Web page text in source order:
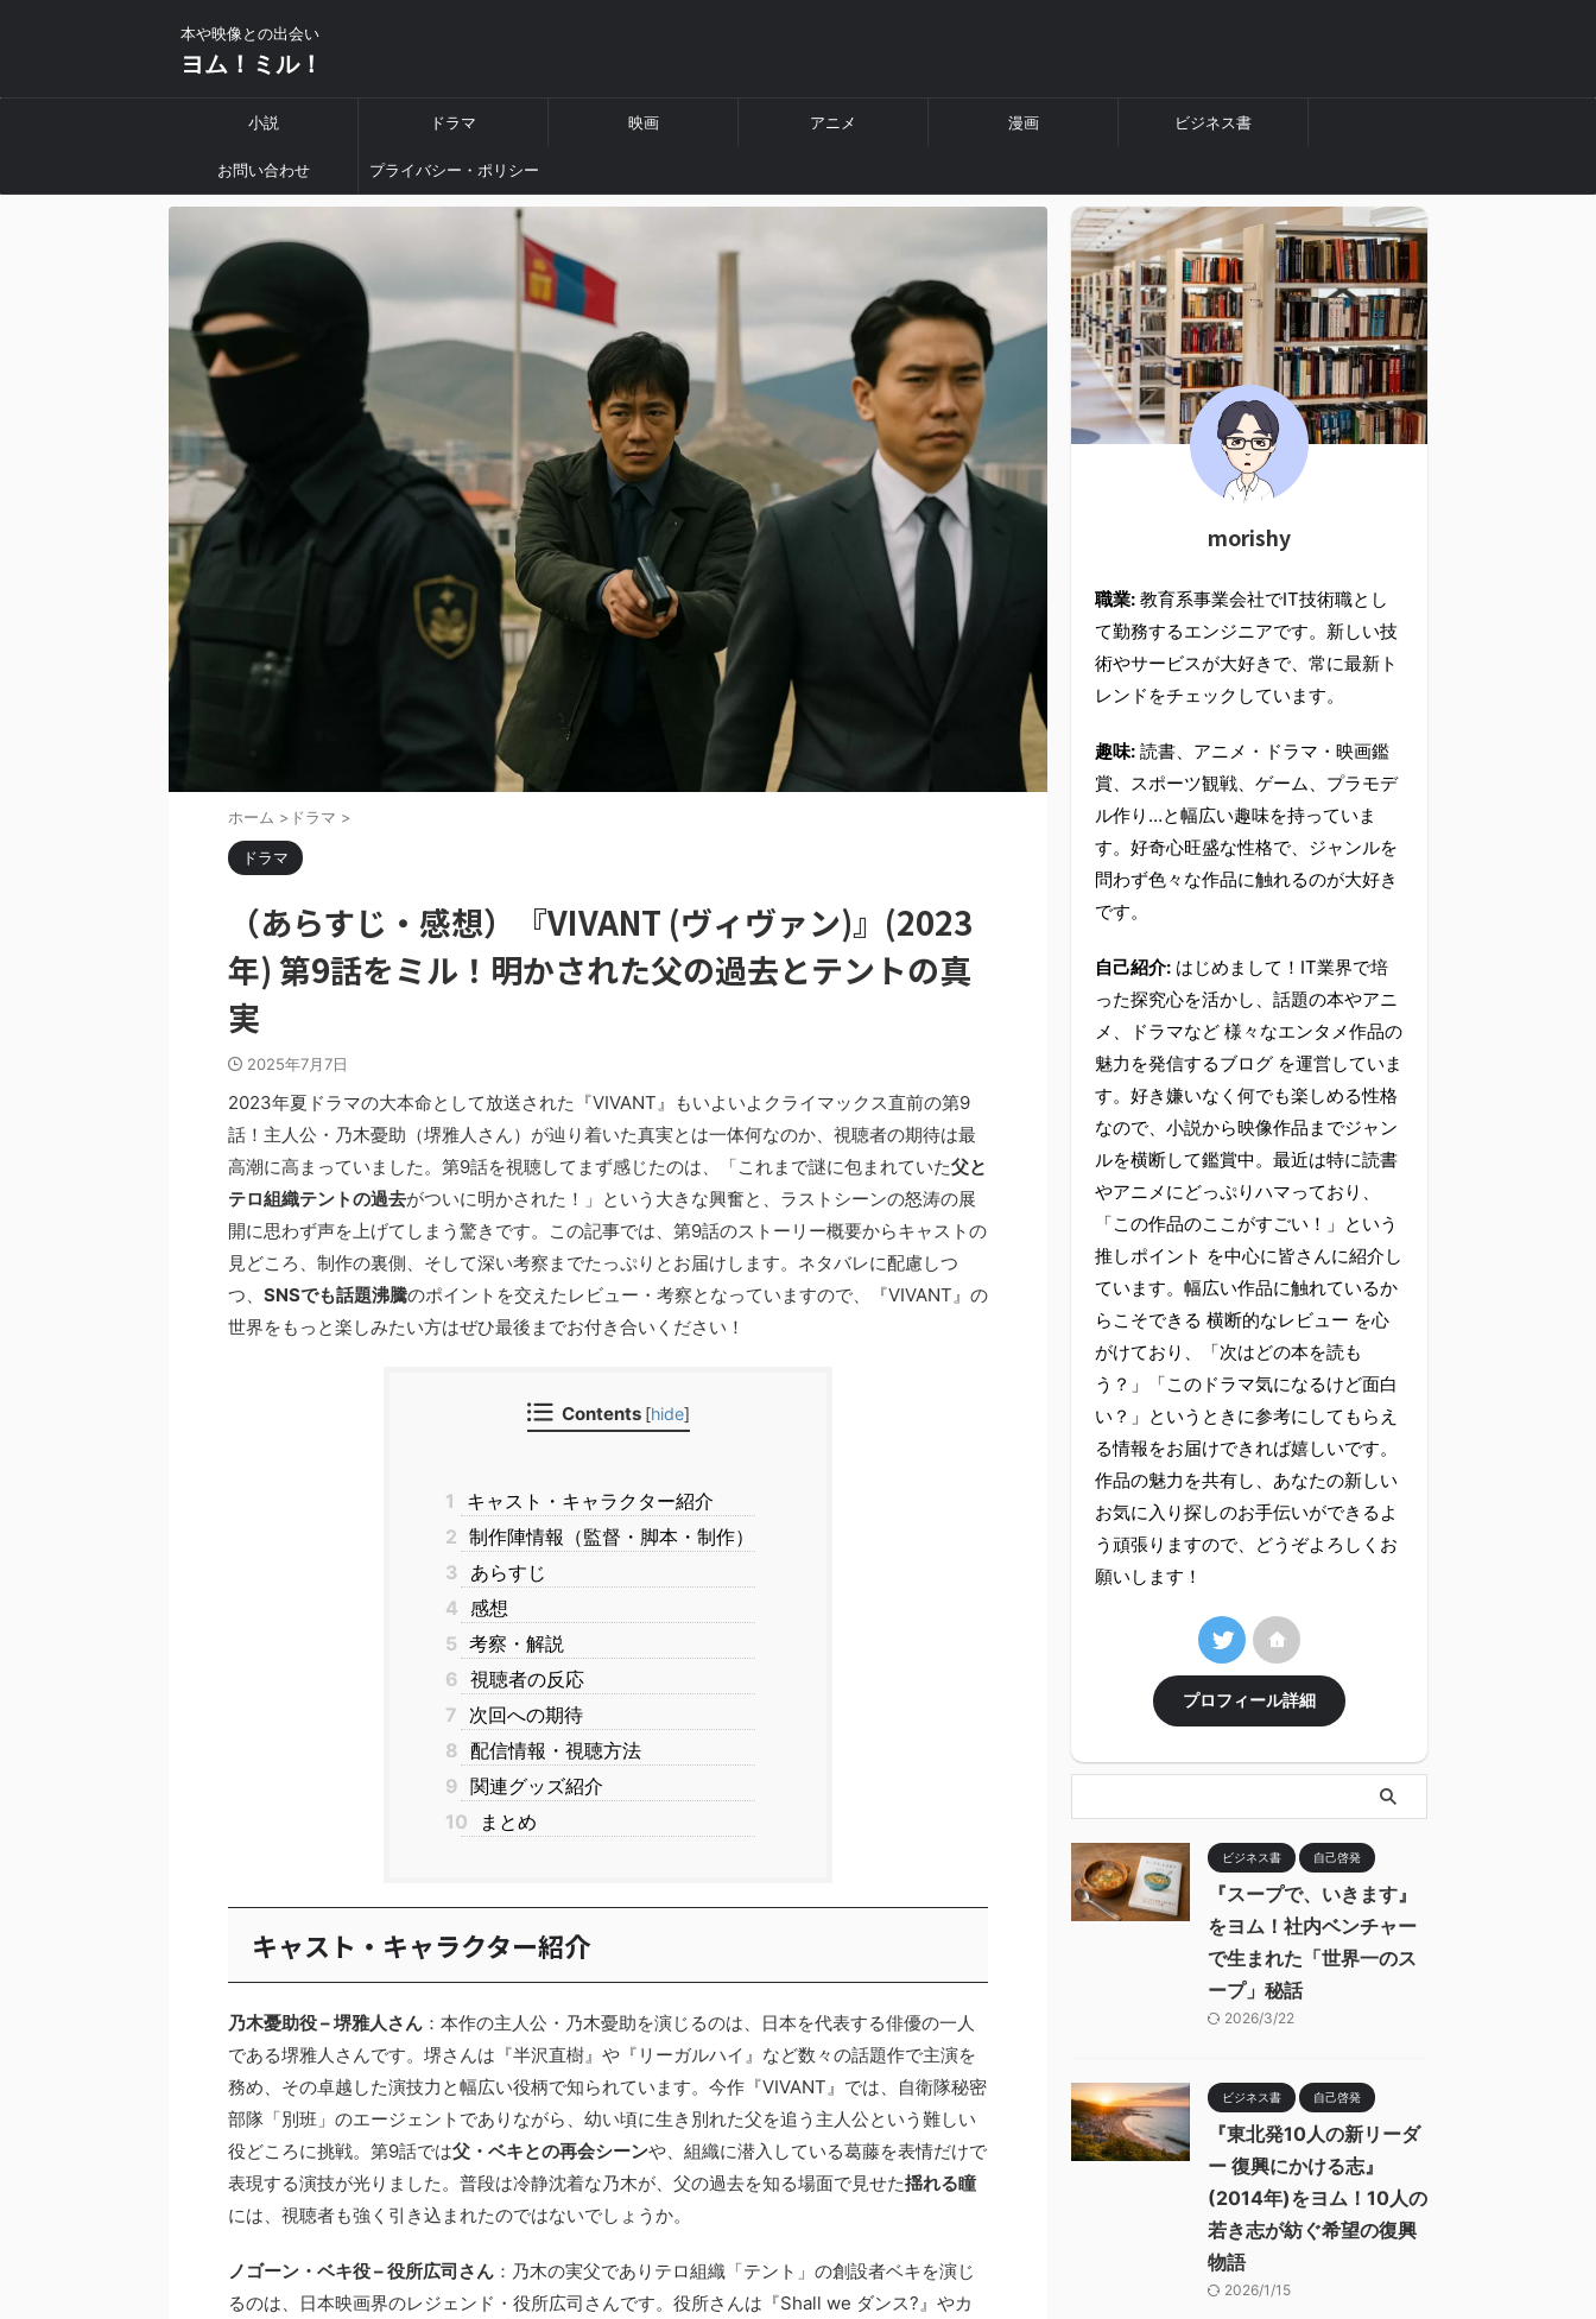
本や映像との出会い
ヨム！ミル！
小説 ドラマ 映画 アニメ 漫画 ビジネス書
お問い合わせ プライバシー・ポリシー
ホーム > ドラマ >
ドラマ
（あらすじ・感想）『VIVANT (ヴィヴァン)』(2023
年) 第9話をミル！明かされた父の過去とテントの真
実
2025年7月7日
2023年夏ドラマの大本命として放送された『VIVANT』もいよいよクライマックス直前の第9
話！主人公・乃木憂助（堺雅人さん）が辿り着いた真実とは一体何なのか、視聴者の期待は最
高潮に高まっていました。第9話を視聴してまず感じたのは、「これまで謎に包まれていた父と
テロ組織テントの過去がついに明かされた！」という大きな興奮と、ラストシーンの怒涛の展
開に思わず声を上げてしまう驚きです。この記事では、第9話のストーリー概要からキャストの
見どころ、制作の裏側、そして深い考察までたっぷりとお届けします。ネタバレに配慮しつ
つ、 SNSでも話題沸騰のポイントを交えたレビュー・考察となっていますので、『VIVANT』の
世界をもっと楽しみたい方はぜひ最後までお付き合いください！
Contents [hide]
1
キャスト・キャラクター紹介
2 制作陣情報（監督・脚本・制作）
3 あらすじ
4 感想
5 考察・解説
6 視聴者の反応
7 次回への期待
8 配信情報・視聴方法
9 関連グッズ紹介
10
まとめ
キャスト・キャラクター紹介
乃木憂助役 – 堺雅人さん ：本作の主人公・乃木憂助を演じるのは、日本を代表する俳優の一人
である堺雅人さんです。堺さんは『半沢直樹』や『リーガルハイ』など数々の話題作で主演を
務め、その卓越した演技力と幅広い役柄で知られています。今作『VIVANT』では、自衛隊秘密
部隊「別班」のエージェントでありながら、幼い頃に生き別れた父を追う主人公という難しい
役どころに挑戦。第9話では父・ベキとの再会シーンや、組織に潜入している葛藤を表情だけで
表現する演技が光りました。普段は冷静沈着な乃木が、父の過去を知る場面で見せた揺れる瞳
には、視聴者も強く引き込まれたのではないでしょうか。
ノゴーン・ベキ役 – 役所広司さん ：乃木の実父でありテロ組織「テント」の創設者ベキを演じ
るのは、日本映画界のレジェンド・役所広司さんです。役所さんは『Shall we ダンス?』やカ
morishy
職業: 教育系事業会社でIT技術職とし
て勤務するエンジニアです。新しい技
術やサービスが大好きで、常に最新ト
レンドをチェックしています。
趣味: 読書、アニメ・ドラマ・映画鑑
賞、スポーツ観戦、ゲーム、プラモデ
ル作り…と幅広い趣味を持っていま
す。好奇心旺盛な性格で、ジャンルを
問わず色々な作品に触れるのが大好き
です。
自己紹介: はじめまして！IT業界で培
った探究心を活かし、話題の本やアニ
メ、ドラマなど 様々なエンタメ作品の
魅力を発信するブログ を運営していま
す。好き嫌いなく何でも楽しめる性格
なので、小説から映像作品までジャン
ルを横断して鑑賞中。最近は特に読書
やアニメにどっぷりハマっており、
「この作品のここがすごい！」という
推しポイント を中心に皆さんに紹介し
ています。幅広い作品に触れているか
らこそできる 横断的なレビュー を心
がけており、「次はどの本を読も
う？」「このドラマ気になるけど面白
い？」というときに参考にしてもらえ
る情報をお届けできれば嬉しいです。
作品の魅力を共有し、あなたの新しい
お気に入り探しのお手伝いができるよ
う頑張りますので、どうぞよろしくお
願いします！
プロフィール詳細
ビジネス書 自己啓発
『スープで、いきます』
をヨム！社内ベンチャー
で生まれた「世界一のス
ープ」秘話
2026/3/22
ビジネス書 自己啓発
『東北発10人の新リーダ
ー 復興にかける志』
(2014年)をヨム！10人の
若き志が紡ぐ希望の復興
物語
2026/1/15